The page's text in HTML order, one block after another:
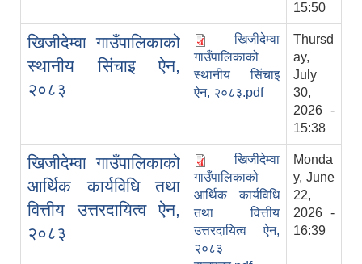
15:50
खिजीदेम्वा गाउँपालिकाको
स्थानीय सिंचाइ ऐन,
२०८३
खिजीदेम्वा
गाउँपालिकाको
स्थानीय सिंचाइ
ऐन, २०८३.pdf
Thursd
ay,
July
30,
2026 -
15:38
खिजीदेम्वा गाउँपालिकाको
आर्थिक कार्यविधि तथा
वित्तीय उत्तरदायित्व ऐन,
२०८३
खिजीदेम्वा
गाउँपालिकाको
आर्थिक कार्यविधि
तथा वित्तीय
उत्तरदायित्व ऐन,
२०८३
Monda
y, June
22,
2026 -
16:39